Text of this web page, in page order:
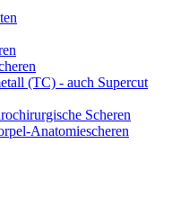
(TC) - auch Supercut
Scheren
Anatomiescheren